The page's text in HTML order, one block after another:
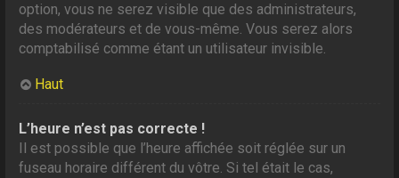
option, vous ne serez visible que des administrateurs,
des modérateurs et de vous-même. Vous serez alors
comptabilisé comme étant un utilisateur invisible.
Haut
L’heure n’est pas correcte !
Il est possible que l’heure affichée soit réglée sur un
fuseau horaire différent du vôtre. Si tel était le cas,